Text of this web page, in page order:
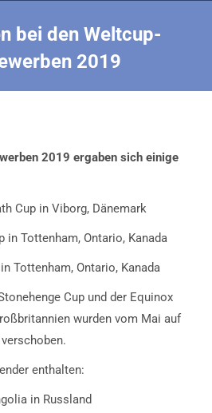
bei den Weltcup-
2019
2019 ergaben sich einige
Cup in Viborg, Dänemark
in Tottenham, Ontario, Kanada
Tottenham, Ontario, Kanada
Cup und der Equinox
wurden vom Mai auf
enthalten:
in Russland